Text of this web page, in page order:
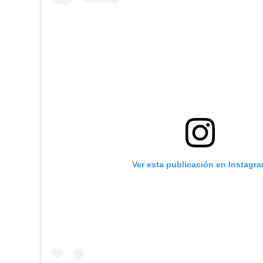
Ver esta publicación en